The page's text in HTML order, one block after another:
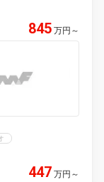
845 万円 ～
447 万円 ～